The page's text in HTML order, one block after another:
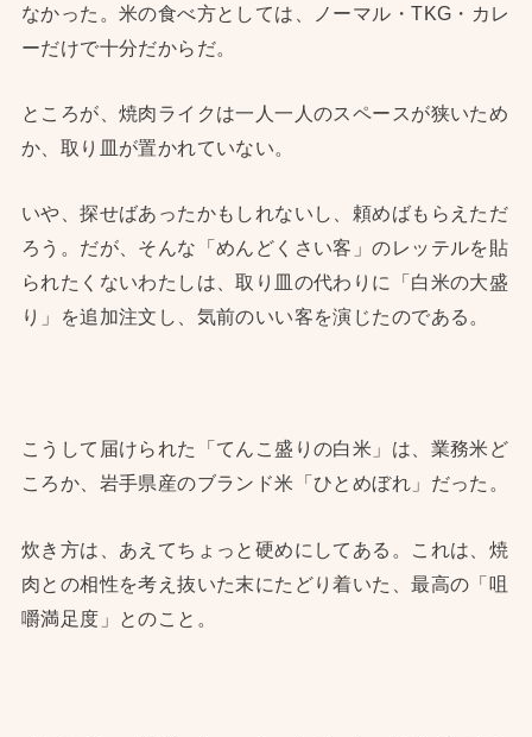
なかった。米の食べ方としては、ノーマル・TKG・カレ
ーだけで十分だからだ。
ところが、焼肉ライクは一人一人のスペースが狭いため
か、取り皿が置かれていない。
いや、探せばあったかもしれないし、頼めばもらえただ
ろう。だが、そんな「めんどくさい客」のレッテルを貼
られたくないわたしは、取り皿の代わりに「白米の大盛
り」を追加注文し、気前のいい客を演じたのである。
こうして届けられた「てんこ盛りの白米」は、業務米ど
ころか、岩手県産のブランド米「ひとめぼれ」だった。
炊き方は、あえてちょっと硬めにしてある。これは、焼
肉との相性を考え抜いた末にたどり着いた、最高の「咀
嚼満足度」とのこと。